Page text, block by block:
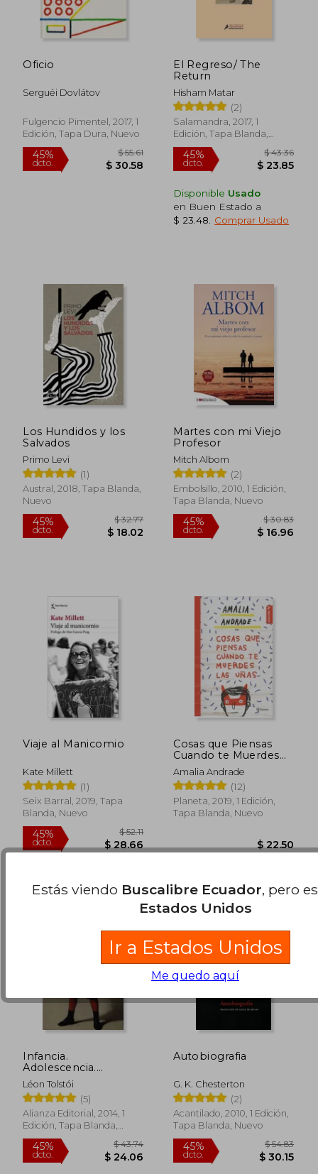
45% $ 35.02 45%
40%
dcto.
45%
dcto.
Oficio
Serguéi Dovlátov
Fulgencio Pimentel, 2017, 1
Edición, Tapa Dura, Nuevo
45%
dcto. $ 30.58
El Regreso/ The
Return
Hisham Matar
(2)
Salamandra, 2017, 1
Edición, Tapa Blanda,
Nuevo
dcto.
Disponible Usado
en Buen Estado a
$ 23.48
Comprar Usado
Los Hundidos y los
Salvados
Primo Levi
(1)
Austral, 2018, Tapa Blanda,
Nuevo
45%
dcto.
$ 32.77
$ 18.02
Martes con mi Viejo
Profesor
Mitch Albom
(2)
Embolsillo, 2010, 1 Edición,
Tapa Blanda, Nuevo
45%
dcto.
$
$
Viaje al Manicomio
Kate Millett
(1)
Seix Barral, 2019, Tapa
Blanda, Nuevo
Cosas que Piensas
Cuando te Muerdes
las Uñas
Amalia Andrade
(12)
Planeta, 2019, 1 Edición,
Tapa Blanda, Nuevo
Infancia.
Adolescencia.
Juventud
Léon Tolstói
(5)
Alianza Editorial, 2014, 1
Edición, Tapa Blanda,
Nuevo
Autobiografia
G. K. Chesterton
(2)
Acantilado, 2010, 1 Edición,
Tapa Blanda, Nuevo
Estás viendo Buscalibre Ecuador, pero
Estados Unidos
Ir a Estados Unidos
Me quedo aquí